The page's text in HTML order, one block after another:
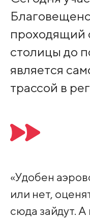
проходящий
столицы до
является
трассой в
«Удобен
или нет,
сюда зайдут. А